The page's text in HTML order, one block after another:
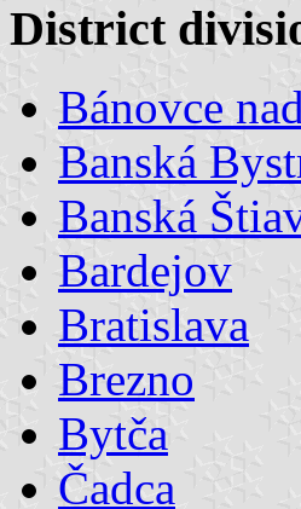
District
Bánovce
Banská
Banská
Bardejov
Bratislava
Brezno
Bytča
Čadca